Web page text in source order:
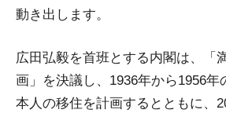
動き出します。
広田弘毅を首班とする内閣は、「
画」を決議し、1936年から1956年
本人の移住を計画するとともに、